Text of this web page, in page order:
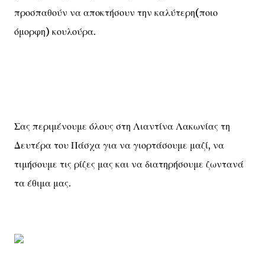
προσπαθούν να αποκτήσουν την καλύτερη(ποιο
όμορφη) κουλούρα.
Σας περιμένουμε όλους στη Λιαντίνα Λακωνίας τη
Δευτέρα του Πάσχα για να γιορτάσουμε μαζί, να
τιμήσουμε τις ρίζες μας και να διατηρήσουμε ζωντανά
τα έθιμα μας.